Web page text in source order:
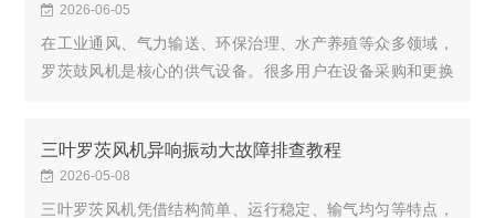
2026-06-05
在工业通风、气力输送、环保治理、水产养殖等众多领域，
罗茨鼓风机是核心的供气设备。很多用户在设备采购和更换
三叶罗茨风机异响振动大故障排查教程
2026-05-08
三叶罗茨风机凭借结构简单、运行稳定、输气均匀等特点，